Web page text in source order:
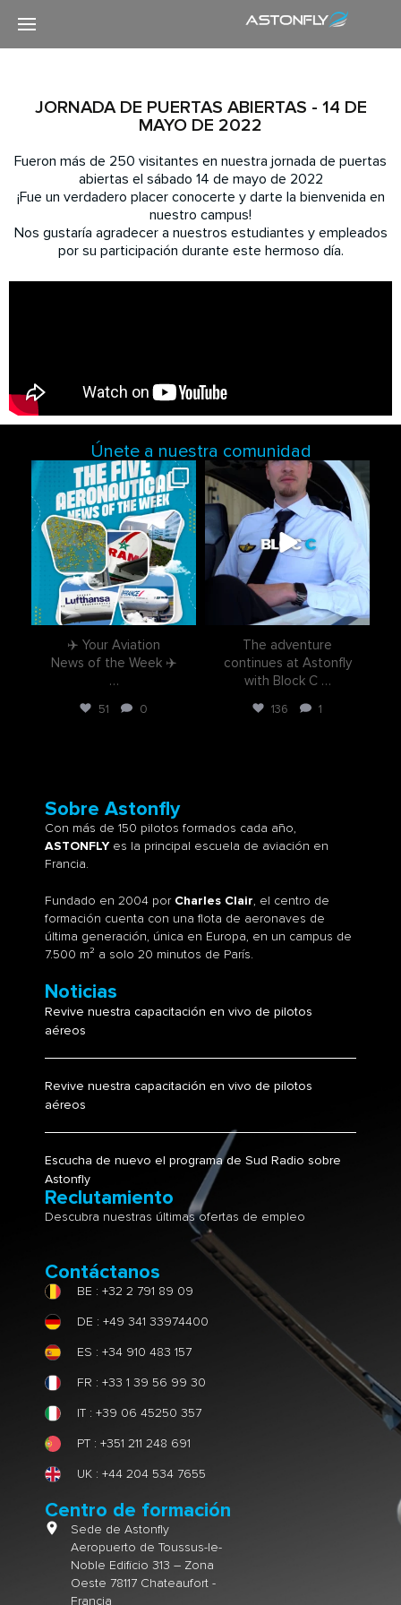
JORNADA DE PUERTAS ABIERTAS - 14 DE
MAYO DE 2022
Fueron más de 250 visitantes en nuestra jornada de puertas
abiertas el sábado 14 de mayo de 2022
¡Fue un verdadero placer conocerte y darte la bienvenida en
nuestro campus!
Nos gustaría agradecer a nuestros estudiantes y empleados
por su participación durante este hermoso día.
Únete a nuestra comunidad
astonflycenter
Ago 3
✈️ Your Aviation
News of the Week ✈️
…
51 0
astonflycenter
Jul 28
The adventure
continues at Astonfly
with Block C …
136 1
Sobre Astonfly
Con más de 150 pilotos formados cada año,
ASTONFLYes la principal escuela de aviación en
Francia.
Fundado en 2004 por Charles Clair, el centro de
formación cuenta con una flota de aeronaves de
última generación, única en Europa, en un campus de
7.500 m² a solo 20 minutos de París.
Noticias
Revive nuestra capacitación en vivo de pilotos
aéreos
Revive nuestra capacitación en vivo de pilotos
aéreos
Escucha de nuevo el programa de Sud Radio sobre
Astonfly
Reclutamiento
Descubra nuestras últimas ofertas de empleo
Contáctanos
BE : +32 2 791 89 09
DE : +49 341 33974400
ES : +34 910 483 157
FR : +33 1 39 56 99 30
IT : +39 06 45250 357
PT : +351 211 248 691
UK : +44 204 534 7655
Centro de formación
Sede de Astonfly
Aeropuerto de Toussus-le-
Noble Edificio 313 – Zona
Oeste 78117 Chateaufort -
Francia